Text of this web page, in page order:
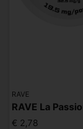
RAVE
€ 2,78